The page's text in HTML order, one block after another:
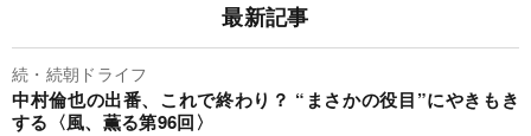
最新記事
続・続朝ドライフ
中村倫也の出番、これで終わり？ “まさかの役目”にやきもき
する〈風、薫る第96回〉